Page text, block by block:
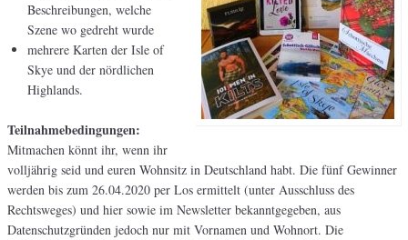
Beschreibungen, welche
Szene wo gedreht wurde
mehrere Karten der Isle of
Skye und der nördlichen
Highlands.
Teilnahmebedingungen:
Mitmachen könnt ihr, wenn ihr
volljährig seid und euren Wohnsitz in Deutschland habt. Die fünf Gewinner
werden bis zum 26.04.2020 per Los ermittelt (unter Ausschluss des
Rechtsweges) und hier sowie im Newsletter bekanntgegeben, aus
Datenschutzgründen jedoch nur mit Vornamen und Wohnort. Die